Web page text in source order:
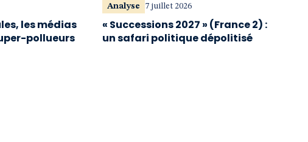
les médias
pollueurs
Analyse 7 juillet 2026
« Successions 2027 » (France 2) :
un safari politique dépolitisé